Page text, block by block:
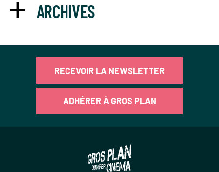
ARCHIVES
RECEVOIR LA NEWSLETTER
ADHÉRER À GROS PLAN